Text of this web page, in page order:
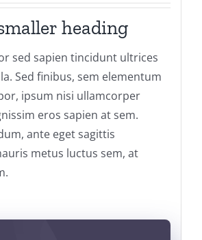
heading
sed sapien tincidunt ultrices
Sed finibus, sem elementum
ipsum nisi ullamcorper
eros sapien at sem.
ante eget sagittis
metus luctus sem, at